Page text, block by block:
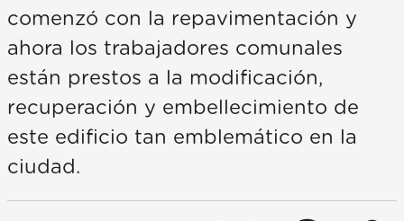
comenzó con la repavimentación y
ahora los trabajadores comunales
están prestos a la modificación,
recuperación y embellecimiento de
este edificio tan emblemático en la
ciudad.